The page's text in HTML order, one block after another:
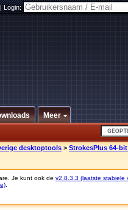
Login:
Meer
desktoptools > StrokesPlus 64-
Je kunt ook de v2.8.3.3 (laatste stabiele